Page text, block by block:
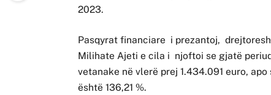
2023.
Pasqyrat financiare i prezantoj,
Milihate Ajeti e cila i njoftoi se gjatë
vetanake në vlerë prej 1.434.091 euro,
është 136,21 %.